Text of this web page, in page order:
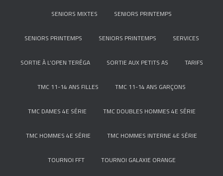
SENIORS MIXTES SENIORS PRINTEMPS
SENIORS PRINTEMPS SENIORS PRINTEMPS SERVICES
SORTIE À L’OPEN TERÉGA SORTIE AUX PETITS AS TARIFS
TMC 11-14 ANS FILLES TMC 11-14 ANS GARÇONS
TMC DAMES 4E SÉRIE TMC DOUBLES HOMMES 4E SÉRIE
TMC HOMMES 4E SÉRIE TMC HOMMES INTERNE 4E SÉRIE
TOURNOI FFT TOURNOI GALAXIE ORANGE